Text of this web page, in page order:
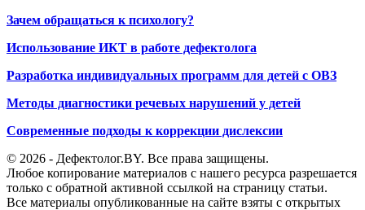
Зачем обращаться к психологу?
Использование ИКТ в работе дефектолога
Разработка индивидуальных программ для детей с ОВЗ
Методы диагностики речевых нарушений у детей
Современные подходы к коррекции дислексии
© 2026 - Дефектолог.BY. Все права защищены.
Любое копирование материалов с нашего ресурса разрешается
только с обратной активной ссылкой на страницу статьи.
Все материалы опубликованные на сайте взяты с открытых